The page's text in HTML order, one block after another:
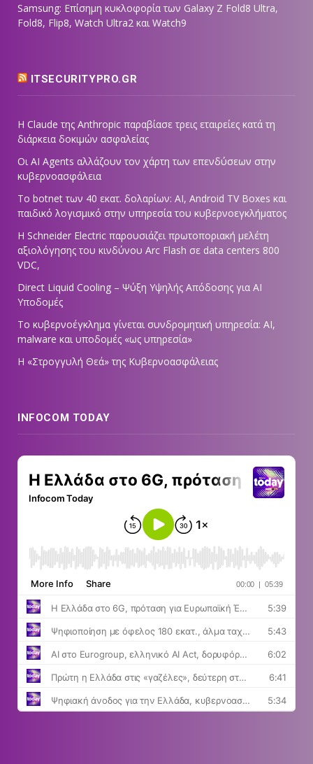
Samsung: Επίσημη κυκλοφορία των Galaxy Z Fold8 Ultra,
Fold8, Flip8, Watch Ultra2 και Watch9
ITSECURITYPRO.GR
Η Claude της Anthropic παραβίασε τρεις εταιρείες κατά τη
διάρκεια δοκιμών ασφαλείας
Οι AI Agents αλλάζουν τον χάρτη των επενδύσεων στην
κυβερνοασφάλεια
Το botnet των 40 εκατ. δολαρίων: AI, Android TV Boxes και
παιδικό λογισμικό στην υπηρεσία του κυβερνοεγκλήματος
Η Schneider Electric παρουσιάζει πρωτοποριακή μελέτη
αξιολόγησης του κινδύνου Arc Flash σε data centers 800
VDC,
Direct Liquid Cooling – Ψύξη Υψηλής Απόδοσης για AI
Υποδομές
Το κυβερνοέγκλημα γίνεται συνδρομητική υπηρεσία: AI,
malware και υποδομές «ως υπηρεσία»
Η «Στρογγυλή Θεά» της Κυβερνοασφάλειας
INFOCOM TODAY